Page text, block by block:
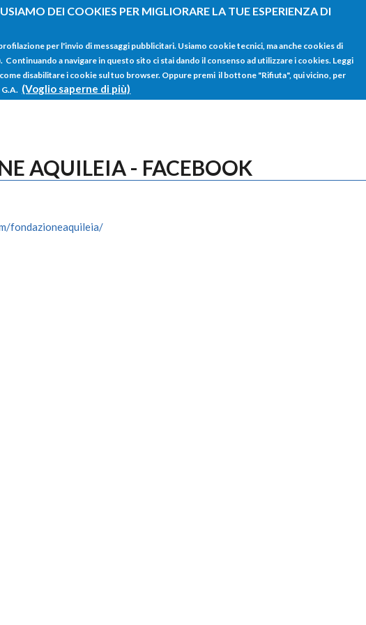
DEI COOKIES PER MIGLIORARE LA TUE ESPERIENZA DI
per l'invio di messaggi pubblicitari. Usiamo cookie tecnici, ma anche cookies di
a navigare in questo sito ci stai dando il consenso ad utilizzare i cookies. Leggi
disabilitare i cookie sul tuo browser. Oppure premi il bottone "Rifiuta", qui vicino, per
(Voglio saperne di più)
HOME
AQUILEIA - FACEBOOK
fondazioneaquileia/